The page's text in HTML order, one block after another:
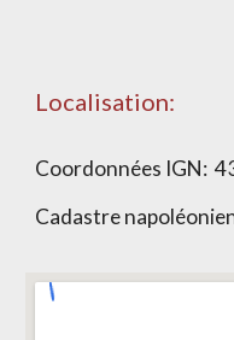
Localisation:
Coordonnées IGN:
Cadastre